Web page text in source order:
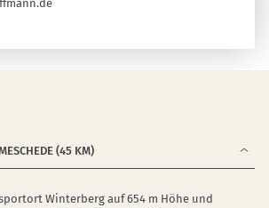
(45 KM)
Winterberg auf 654 m Höhe und